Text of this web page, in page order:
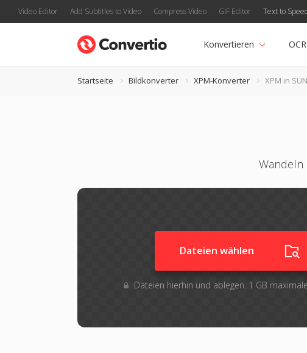
Video Editor Add Subtitles to Video Compress Video GIF Editor Text to
Konvertieren OCR
Startseite Bildkonverter XPM-Konverter XPM in SUN
Wandeln
Dateien wählen
Dateien hierhin und ablegen. 1 GB